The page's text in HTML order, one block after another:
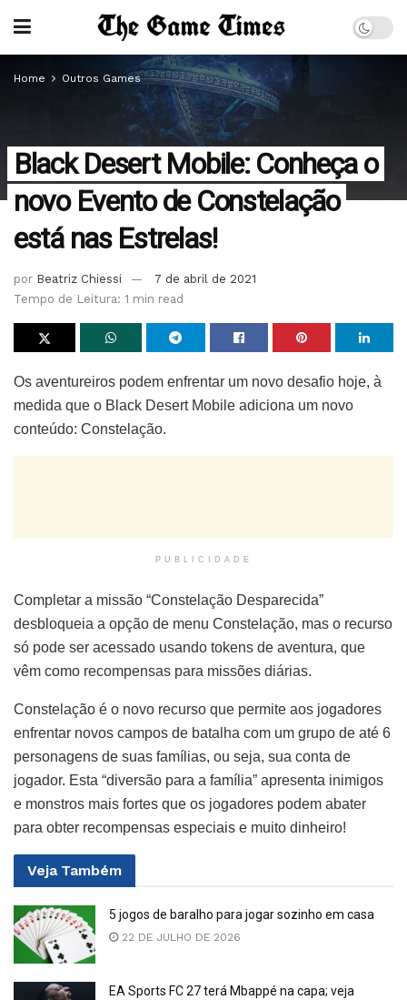
Home Outros Games
Black Desert Mobile: Conheça o
novo Evento de Constelação
está nas Estrelas!
por Beatriz Chiessi
7 de abril de 2021
Tempo de Leitura: 1 min read
Os aventureiros podem enfrentar um novo desafio hoje, à
medida que o Black Desert Mobile adiciona um novo
conteúdo: Constelação.
PUBLICIDADE
Completar a missão “Constelação Desparecida”
desbloqueia a opção de menu Constelação, mas o recurso
só pode ser acessado usando tokens de aventura, que
vêm como recompensas para missões diárias.
Constelação é o novo recurso que permite aos jogadores
enfrentar novos campos de batalha com um grupo de até 6
personagens de suas famílias, ou seja, sua conta de
jogador. Esta “diversão para a família” apresenta inimigos
e monstros mais fortes que os jogadores podem abater
para obter recompensas especiais e muito dinheiro!
Veja Também
5 jogos de baralho para jogar sozinho em casa
22 DE JULHO DE 2026
EA Sports FC 27 terá Mbappé na capa; veja